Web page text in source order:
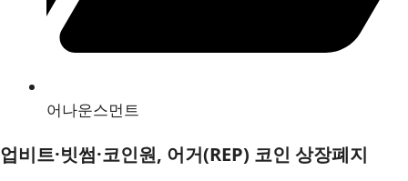
어나운스먼트
업비트·빗썸·코인원, 어거(REP) 코인 상장폐지